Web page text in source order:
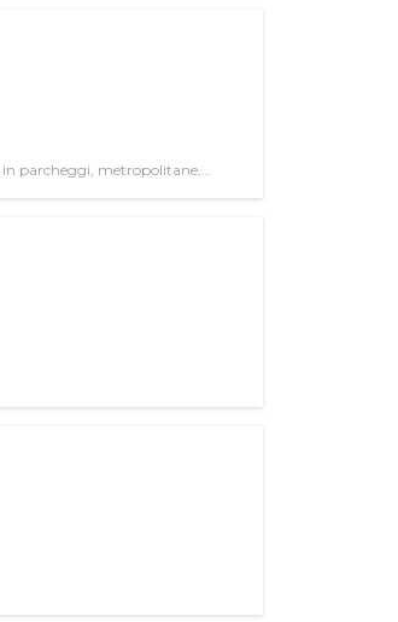
parcheggi, metropolitane,